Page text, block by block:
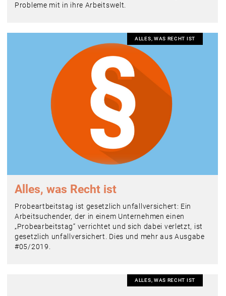
Probleme mit in ihre Arbeitswelt.
ALLES, WAS RECHT IST
Alles, was Recht ist
Probeartbeitstag ist gesetzlich unfallversichert: Ein
Arbeitsuchender, der in einem Unternehmen einen
„Probearbeitstag“ verrichtet und sich dabei verletzt, ist
gesetzlich unfallversichert. Dies und mehr aus Ausgabe
#05/2019.
ALLES, WAS RECHT IST